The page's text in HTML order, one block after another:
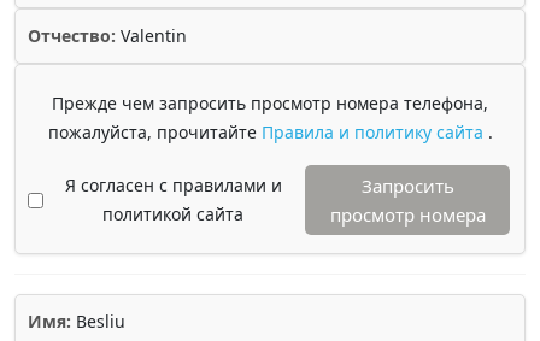
Отчество: Valentin
Прежде чем запросить просмотр номера телефона,
пожалуйста, прочитайте Правила и политику сайта .
Я согласен с правилами и
политикой сайта
Запросить
просмотр номера
Имя: Besliu